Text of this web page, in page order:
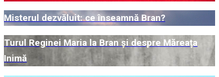
Misterul dezvăluit: ce înseamnă Bran?
Turul Reginei Maria la Bran și despre Măreața
Inimă